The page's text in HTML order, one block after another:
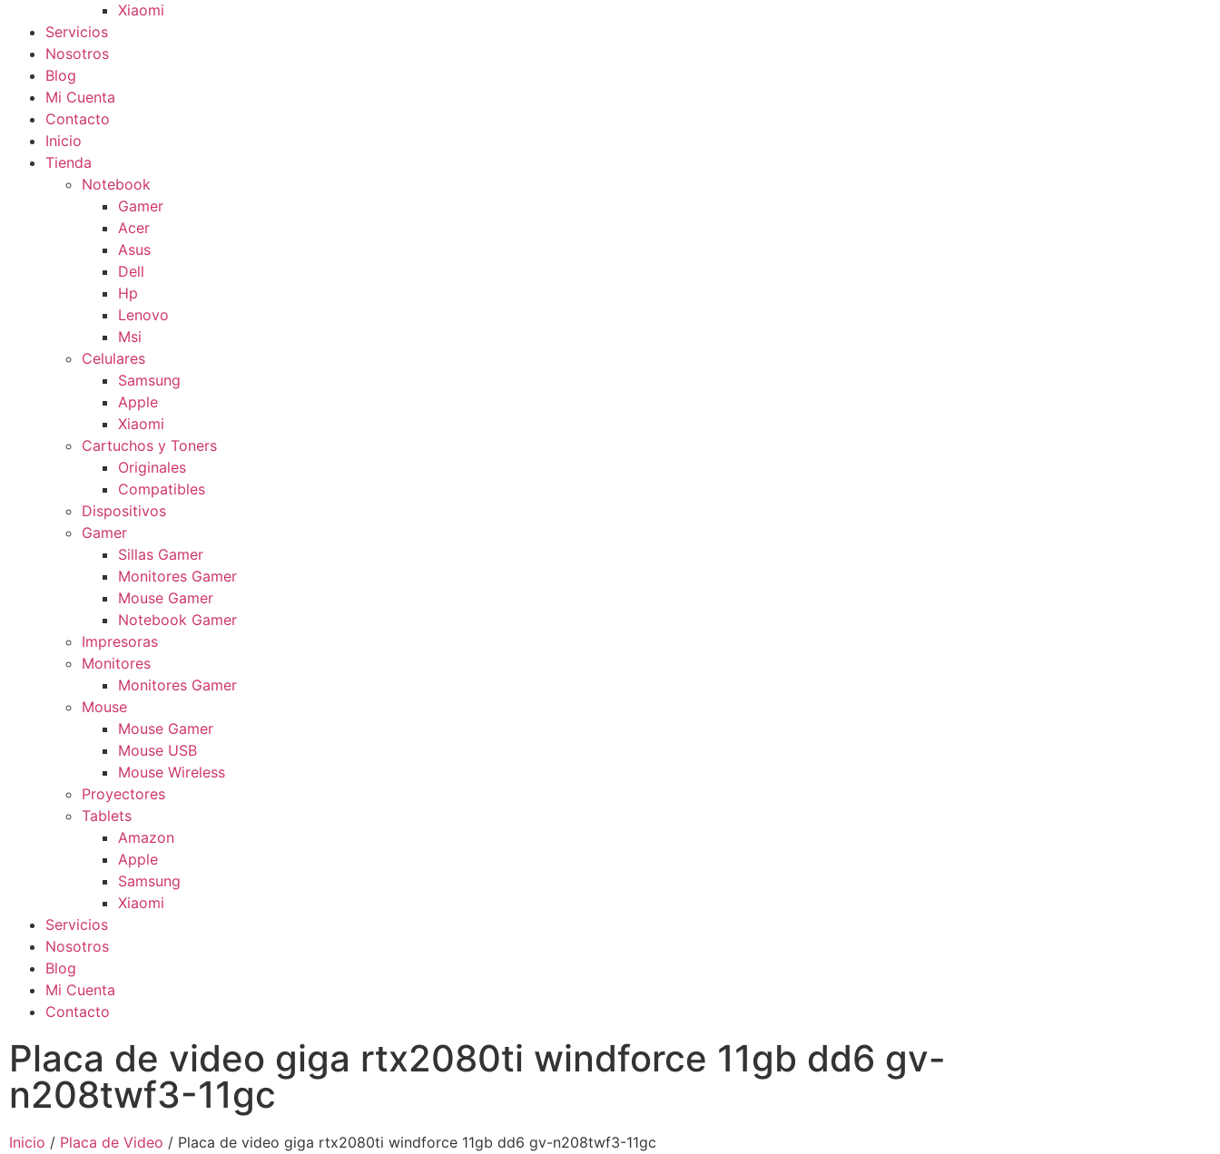
Xiaomi
Servicios
Nosotros
Blog
Mi Cuenta
Contacto
Inicio
Tienda
Notebook
Gamer
Acer
Asus
Dell
Hp
Lenovo
Msi
Celulares
Samsung
Apple
Xiaomi
Cartuchos y Toners
Originales
Compatibles
Dispositivos
Gamer
Sillas Gamer
Monitores Gamer
Mouse Gamer
Notebook Gamer
Impresoras
Monitores
Monitores Gamer
Mouse
Mouse Gamer
Mouse USB
Mouse Wireless
Proyectores
Tablets
Amazon
Apple
Samsung
Xiaomi
Servicios
Nosotros
Blog
Mi Cuenta
Contacto
Placa de video giga rtx2080ti windforce 11gb dd6 gv-
n208twf3-11gc
Inicio / Placa de Video / Placa de video giga rtx2080ti windforce 11gb dd6 gv-n208twf3-11gc